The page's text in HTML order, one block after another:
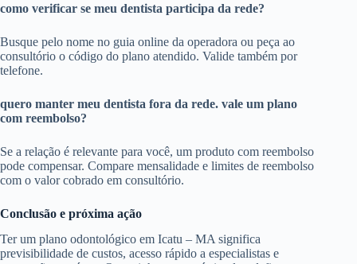
como verificar se meu dentista participa da rede?
Busque pelo nome no guia online da operadora ou peça ao
consultório o código do plano atendido. Valide também por
telefone.
quero manter meu dentista fora da rede. vale um plano
com reembolso?
Se a relação é relevante para você, um produto com reembolso
pode compensar. Compare mensalidade e limites de reembolso
com o valor cobrado em consultório.
Conclusão e próxima ação
Ter um plano odontológico em Icatu – MA significa
previsibilidade de custos, acesso rápido a especialistas e